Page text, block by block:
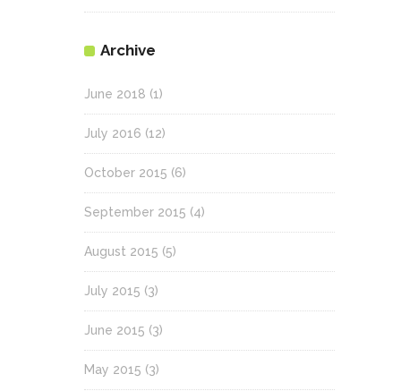
Archive
June 2018 (1)
July 2016 (12)
October 2015 (6)
September 2015 (4)
August 2015 (5)
July 2015 (3)
June 2015 (3)
May 2015 (3)